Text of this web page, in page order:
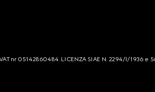
nr 05142860484. LICENZA SIAE N. 2294/I/1936 e